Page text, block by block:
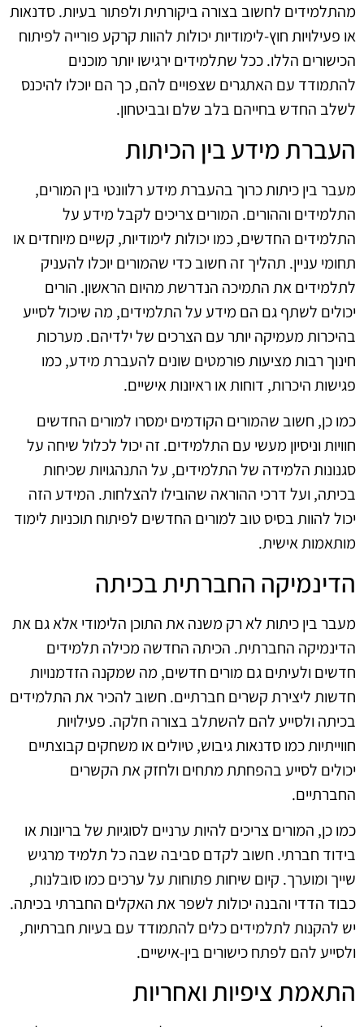
מהתלמידים לחשוב בצורה ביקורתית ולפתור בעיות. סדנאות
או פעילויות חוץ-לימודיות יכולות להוות קרקע פורייה לפיתוח
הכישורים הללו. ככל שתלמידים ירגישו יותר מוכנים
להתמודד עם האתגרים שצפויים להם, כך הם יוכלו להיכנס
לשלב החדש בחייהם בלב שלם ובביטחון.
העברת מידע בין הכיתות
מעבר בין כיתות כרוך בהעברת מידע רלוונטי בין המורים,
התלמידים וההורים. המורים צריכים לקבל מידע על
התלמידים החדשים, כמו יכולות לימודיות, קשיים מיוחדים או
תחומי עניין. תהליך זה חשוב כדי שהמורים יוכלו להעניק
לתלמידים את התמיכה הנדרשת מהיום הראשון. הורים
יכולים לשתף גם הם מידע על התלמידים, מה שיכול לסייע
בהיכרות מעמיקה יותר עם הצרכים של ילדיהם. מערכות
חינוך רבות מציעות פורמטים שונים להעברת מידע, כמו
פגישות היכרות, דוחות או ראיונות אישיים.
כמו כן, חשוב שהמורים הקודמים ימסרו למורים החדשים
חוויות וניסיון מעשי עם התלמידים. זה יכול לכלול שיחה על
סגנונות הלמידה של התלמידים, על התנהגויות שכיחות
בכיתה, ועל דרכי ההוראה שהובילו להצלחות. המידע הזה
יכול להוות בסיס טוב למורים החדשים לפיתוח תוכניות לימוד
מותאמות אישית.
הדינמיקה החברתית בכיתה
מעבר בין כיתות לא רק משנה את התוכן הלימודי אלא גם את
הדינמיקה החברתית. הכיתה החדשה מכילה תלמידים
חדשים ולעיתים גם מורים חדשים, מה שמקנה הזדמנויות
חדשות ליצירת קשרים חברתיים. חשוב להכיר את התלמידים
בכיתה ולסייע להם להשתלב בצורה חלקה. פעילויות
חווייתיות כמו סדנאות גיבוש, טיולים או משחקים קבוצתיים
יכולים לסייע בהפחתת מתחים ולחזק את הקשרים
החברתיים.
כמו כן, המורים צריכים להיות ערניים לסוגיות של בריונות או
בידוד חברתי. חשוב לקדם סביבה שבה כל תלמיד מרגיש
שייך ומוערך. קיום שיחות פתוחות על ערכים כמו סובלנות,
כבוד הדדי והבנה יכולות לשפר את האקלים החברתי בכיתה.
יש להקנות לתלמידים כלים להתמודד עם בעיות חברתיות,
ולסייע להם לפתח כישורים בין-אישיים.
התאמת ציפיות ואחריות